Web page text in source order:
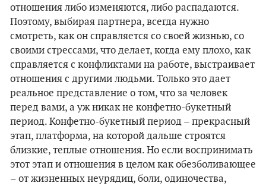
отношения либо изменяются, либо распадаются.
Поэтому, выбирая партнера, всегда нужно
смотреть, как он справляется со своей жизнью, со
своими стрессами, что делает, когда ему плохо, как
справляется с конфликтами на работе, выстраивает
отношения с другими людьми. Только это дает
реальное представление о том, что за человек
перед вами, а уж никак не конфетно-букетный
период. Конфетно-букетный период – прекрасный
этап, платформа, на которой дальше строятся
близкие, теплые отношения. Но если воспринимать
этот этап и отношения в целом как обезболивающее
– от жизненных неурядиц, боли, одиночества,